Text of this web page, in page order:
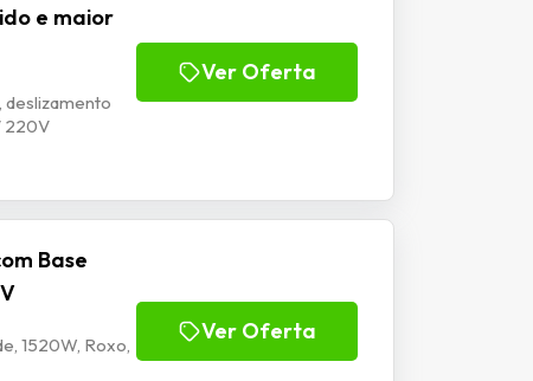
e maior
deslizamento
220V
Ver Oferta
Base
1520W, Roxo,
Ver Oferta